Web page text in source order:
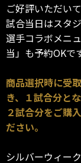
ご好評いただい
試合当日はスタ
選手コラボメニ
当」も予約OKで
商品選択時に受
き、１試合分とな
２試合分をご購
ださい。
シルバーウィー